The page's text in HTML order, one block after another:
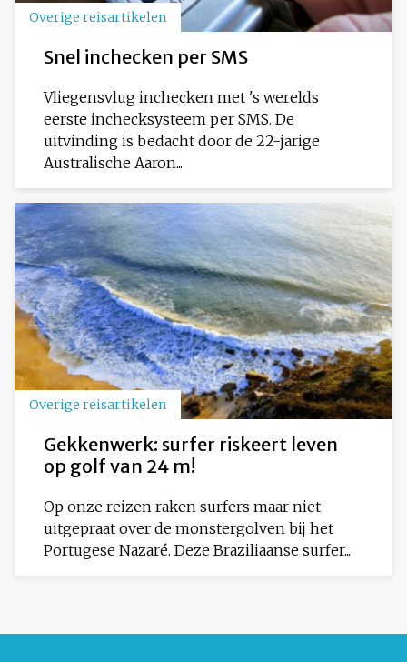
Overige reisartikelen
Snel inchecken per SMS
Vliegensvlug inchecken met 's werelds
eerste inchecksysteem per SMS. De
uitvinding is bedacht door de 22-jarige
Australische Aaron...
Overige reisartikelen
Gekkenwerk: surfer riskeert leven
op golf van 24 m!
Op onze reizen raken surfers maar niet
uitgepraat over de monstergolven bij het
Portugese Nazaré. Deze Braziliaanse surfer...